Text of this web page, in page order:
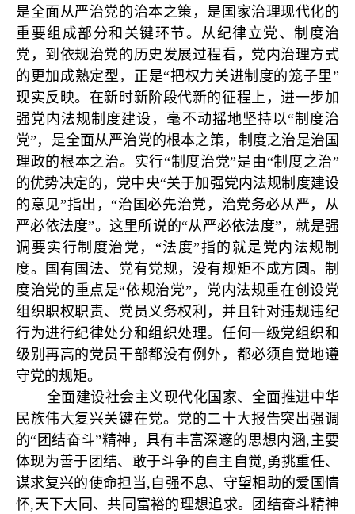
是全面从严治党的治本之策，是国家治理现代化的
重要组成部分和关键环节。从纪律立党、制度治
党，到依规治党的历史发展过程看，党内治理方式
的更加成熟定型，正是“把权力关进制度的笼子里”
现实反映。在新时新阶段代新的征程上，进一步加
强党内法规制度建设，毫不动摇地坚持以“制度治
党”，是全面从严治党的根本之策，制度之治是治国
理政的根本之治。实行“制度治党”是由“制度之治”
的优势决定的，党中央“关于加强党内法规制度建设
的意见”指出，“治国必先治党，治党务必从严，从
严必依法度”。这里所说的“从严必依法度”，就是强
调要实行制度治党，“法度”指的就是党内法规制
度。国有国法、党有党规，没有规矩不成方圆。制
度治党的重点是“依规治党”，党内法规重在创设党
组织职权职责、党员义务权利，并且针对违规违纪
行为进行纪律处分和组织处理。任何一级党组织和
级别再高的党员干部都没有例外，都必须自觉地遵
守党的规矩。
全面建设社会主义现代化国家、全面推进中华
民族伟大复兴关键在党。党的二十大报告突出强调
的“团结奋斗”精神，具有丰富深邃的思想内涵,主要
体现为善于团结、敢于斗争的自主自觉,勇挑重任、
谋求复兴的使命担当,自强不息、守望相助的爱国情
怀,天下大同、共同富裕的理想追求。团结奋斗精神